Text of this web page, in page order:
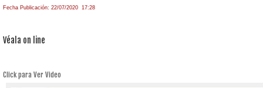
Fecha Publicación: 22/07/2020 17:28
Véala on line
Click para Ver Video